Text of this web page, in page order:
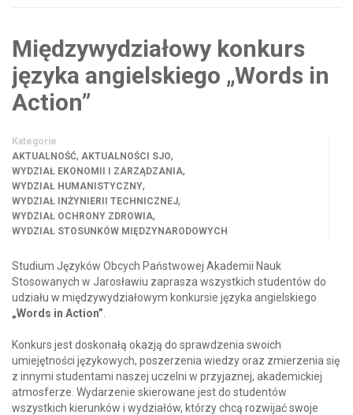
Międzywydziałowy konkurs
języka angielskiego „Words in
Action”
Kategorie
AKTUALNOŚĆ, AKTUALNOŚCI SJO,
WYDZIAŁ EKONOMII I ZARZĄDZANIA,
WYDZIAŁ HUMANISTYCZNY,
WYDZIAŁ INŻYNIERII TECHNICZNEJ,
WYDZIAŁ OCHRONY ZDROWIA,
WYDZIAŁ STOSUNKÓW MIĘDZYNARODOWYCH
Studium Języków Obcych Państwowej Akademii Nauk
Stosowanych w Jarosławiu zaprasza wszystkich studentów do
udziału w międzywydziałowym konkursie języka angielskiego
„Words in Action”
Konkurs jest doskonałą okazją do sprawdzenia swoich
umiejętności językowych, poszerzenia wiedzy oraz zmierzenia się
z innymi studentami naszej uczelni w przyjaznej, akademickiej
atmosferze. Wydarzenie skierowane jest do studentów
wszystkich kierunków i wydziałów, którzy chcą rozwijać swoje